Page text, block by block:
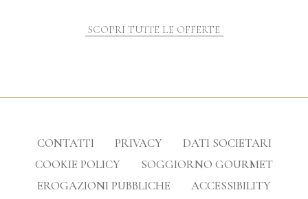
SCOPRI TUTTE LE OFFERTE
CONTATTI PRIVACY
DATI SOCIETARI
COOKIE POLICY
SOGGIORNO GOURMET
EROGAZIONI PUBBLICHE
ACCESSIBILITY